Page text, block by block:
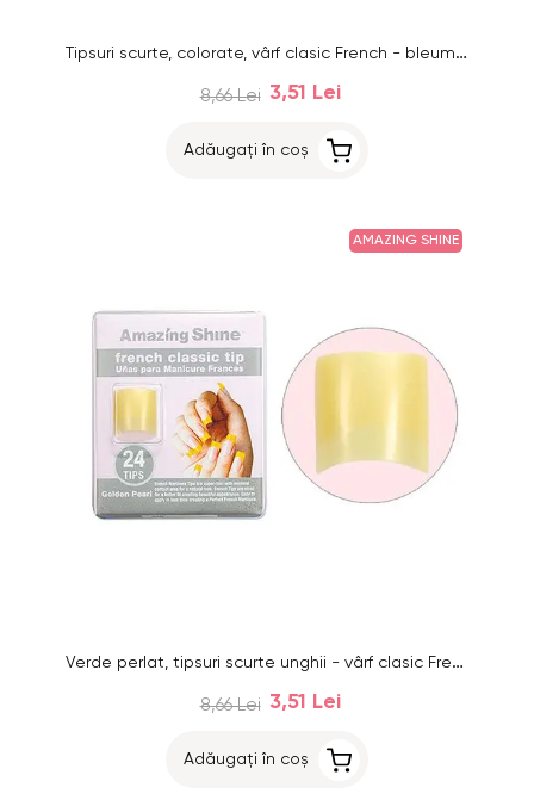
Tipsuri scurte, colorate, vârf clasic French - bleumarin, 24buc, nr.1 - 10
8,66 Lei 3,51 Lei
Adăugați în coș
AMAZING SHINE
Verde perlat, tipsuri scurte unghii - vârf clasic French, 24buc
8,66 Lei 3,51 Lei
Adăugați în coș